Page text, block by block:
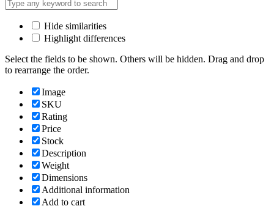
Hide similarities
Highlight differences
Select the fields to be shown. Others will be hidden. Drag and drop
to rearrange the order.
Image
SKU
Rating
Price
Stock
Description
Weight
Dimensions
Additional information
Add to cart